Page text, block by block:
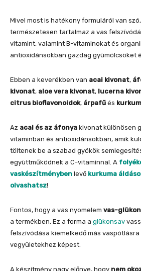
Mivel most is hatékony formuláról van
természetesen tartalmaz a vas
vitamint, valamint B-vitaminokat és
antioxidánsokban gazdag gyümölcsöket
Ebben a keverékben van acai kivonat,
kivonat, aloe vera kivonat, lucerna
citrus bioflavonoidok, árpafű és
Az acai és az áfonya kivonat különösen
vitaminban és antioxidánsokban, amik
töltenek be a szabad gyökök
együttműködnek a C-vitaminnal. A
vaskészítményben levő kurkuma
olvashatsz!
Fontos, hogy a vas nyomelem vas-
a termékben. Ez a forma a glükonsav
felszívódása kiemelkedő más
vegyületekhez képest.
A készítmény nagy előnye, hogy nem